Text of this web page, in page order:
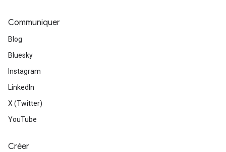
Communiquer
Blog
Bluesky
Instagram
LinkedIn
X (Twitter)
YouTube
Créer